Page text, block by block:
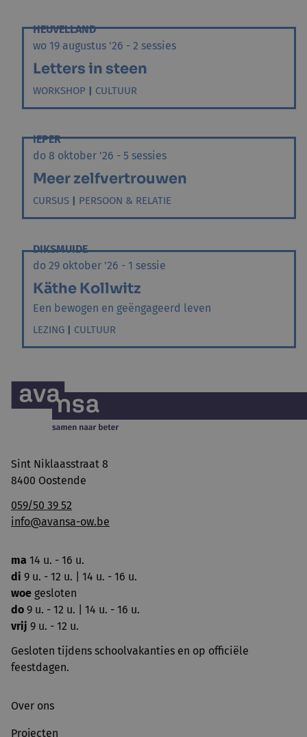
HEUVELLAND
wo 19 augustus '26 - 2 sessies
Letters in steen
WORKSHOP | CULTUUR
IEPER
do 8 oktober '26 - 5 sessies
Meer zelfvertrouwen
CURSUS | PERSOON & RELATIE
DIKSMUIDE
do 29 oktober '26 - 1 sessie
Käthe Kollwitz
Een bewogen en geëngageerd leven
LEZING | CULTUUR
Sint Niklaasstraat 8
8400 Oostende
059/50 39 52
info@avansa-ow.be
ma 14 u. - 16 u.
di 9 u. - 12 u. | 14 u. - 16 u.
woe gesloten
do 9 u. - 12 u. | 14 u. - 16 u.
vrij 9 u. - 12 u.
Gesloten tijdens schoolvakanties en op officiële
feestdagen.
Over ons
Projecten